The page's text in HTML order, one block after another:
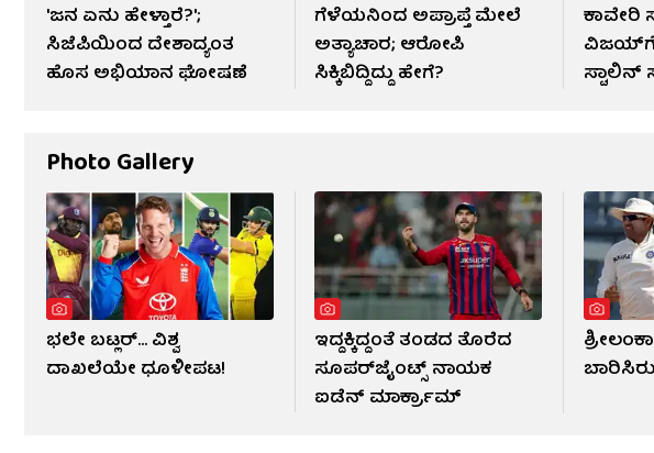
'ಜನ ಏನು ಹೇಳ್ತಾರೆ?';
ಸಿಜೆಪಿಯಿಂದ ದೇಶಾದ್ಯಂತ
ಹೊಸ ಅಭಿಯಾನ ಘೋಷಣೆ
ಗೆಳೆಯನಿಂದ ಅಪ್ರಾಪ್ತೆ ಮೇಲೆ
ಅತ್ಯಾಚಾರ; ಆರೋಪಿ
ಸಿಕ್ಕಿಬಿದ್ದಿದ್ದು ಹೇಗೆ?
ಕಾವೇರಿ
ಸ್ಟಾಲಿನ್
Photo Gallery
ಭಲೇ ಬಟ್ಲರ್... ವಿಶ್ವ
ದಾಖಲೆಯೇ ಧೂಳೀಪಟ!
ಇದ್ದಕ್ಕಿದ್ದಂತೆ ತಂಡದ ತೊರೆದ
ಸೂಪರ್‌ಜೈಂಟ್ಸ್ ನಾಯಕ
ಐಡೆನ್ ಮಾರ್ಕ್ರಾಮ್